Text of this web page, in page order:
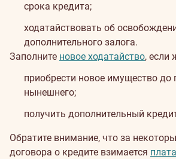
срока кредита;
ходатайствовать об
дополнительного залога.
Заполните новое ходатайство, если
приобрести новое имущество до
нынешнего;
получить дополнительный
Обратите внимание, что за
договора о кредите взимается плата